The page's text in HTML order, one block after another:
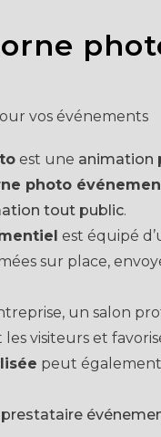
vos événements
est une animation
photo
tout public.
est équipé
sur place,
un salon
visiteurs et
peut également
prestataire